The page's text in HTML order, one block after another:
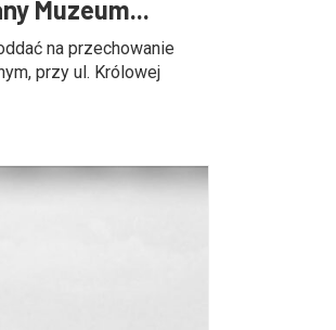
Muzeum...
na przechowanie
przy ul. Królowej